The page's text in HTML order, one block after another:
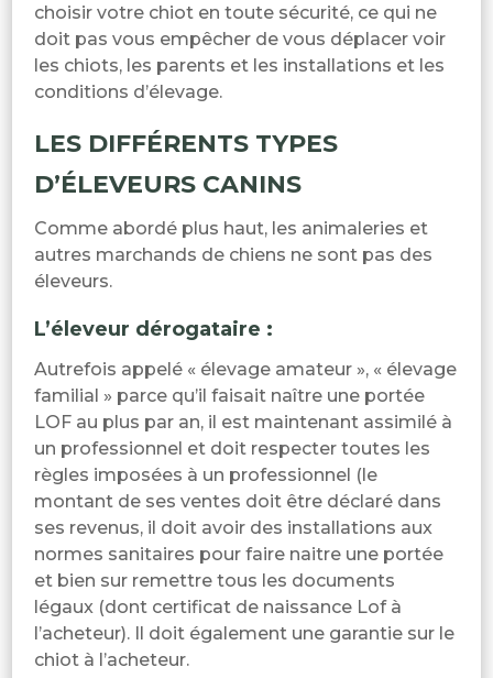
choisir votre chiot en toute sécurité, ce qui ne
doit pas vous empêcher de vous déplacer voir
les chiots, les parents et les installations et les
conditions d’élevage.
LES DIFFÉRENTS TYPES
D’ÉLEVEURS CANINS
Comme abordé plus haut, les animaleries et
autres marchands de chiens ne sont pas des
éleveurs.
L’éleveur dérogataire :
Autrefois appelé « élevage amateur », « élevage
familial » parce qu’il faisait naître une portée
LOF au plus par an, il est maintenant assimilé à
un professionnel et doit respecter toutes les
règles imposées à un professionnel (le
montant de ses ventes doit être déclaré dans
ses revenus, il doit avoir des installations aux
normes sanitaires pour faire naitre une portée
et bien sur remettre tous les documents
légaux (dont certificat de naissance Lof à
l’acheteur). Il doit également une garantie sur le
chiot à l’acheteur.